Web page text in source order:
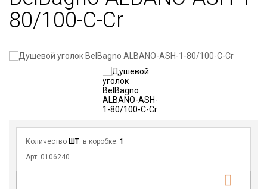
80/100-C-Cr
Количество ШТ. в коробке: 1
Арт. 0106240